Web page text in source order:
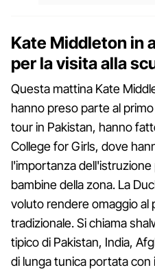
Kate Middleton in
per la visita alla
Questa mattina Kate
hanno preso parte al
tour in Pakistan, hanno
College for Girls, dove
l'importanza dell'istruzione
bambine della zona. La
voluto rendere omaggio al
tradizionale. Si chiama
tipico di Pakistan, India,
di lunga tunica portata con